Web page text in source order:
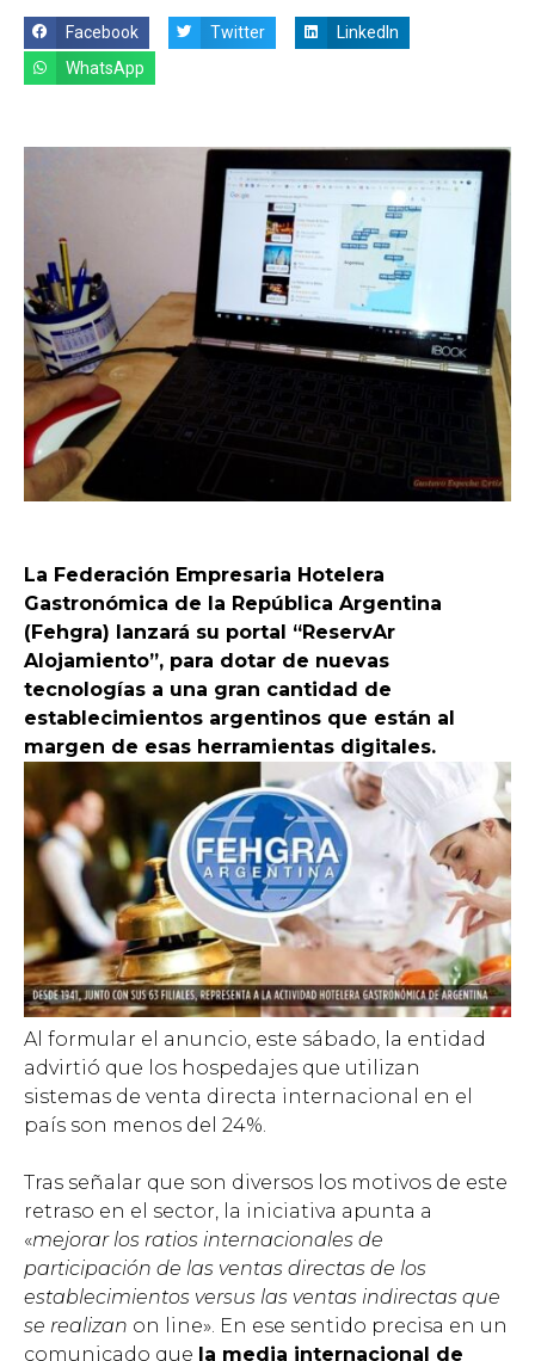
Facebook Twitter
LinkedIn
WhatsApp
La Federación Empresaria Hotelera
Gastronómica de la República Argentina
(Fehgra) lanzará su portal “ReservAr
Alojamiento”, para dotar de nuevas
tecnologías a una gran cantidad de
establecimientos argentinos que están al
margen de esas herramientas digitales.
Al formular el anuncio, este sábado, la entidad
advirtió que los hospedajes que utilizan
sistemas de venta directa internacional en el
país son menos del 24%.
Tras señalar que son diversos los motivos de este
retraso en el sector, la iniciativa apunta a
«mejorar los ratios internacionales de
participación de las ventas directas de los
establecimientos versus las ventas indirectas que
se realizan on line». En ese sentido precisa en un
comunicado que la media internacional de